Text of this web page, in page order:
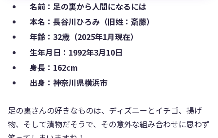
名前：足の裏から人間になるには
本名：長谷川ひろみ（旧姓：斎藤）
年齢：32歳（2025年1月現在）
生年月日：1992年3月10日
身長：162cm
出身：神奈川県横浜市
足の裏さんの好きなものは、ディズニーとイチゴ、揚げ
物、そして漬物だそうで、その意外な組み合わせに思わず